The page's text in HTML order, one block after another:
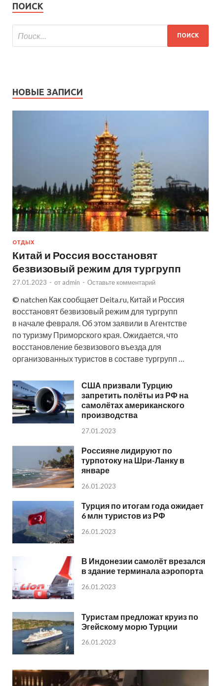
ПОИСК
НОВЫЕ ЗАПИСИ
ОТДЫХ
Китай и Россия восстановят
безвизовый режим для тургрупп
27.01.2023 - от admin - Оставьте комментарий
© natchen Как сообщает Deita.ru, Китай и Россия
восстановят безвизовый режим для тургрупп
в начале февраля. Об этом заявили в Агентстве
по туризму Приморского края. Ожидается, что
восстановление безвизового въезда для
организованных туристов в составе тургрупп …
США призвали Турцию
запретить полёты из РФ на
самолётах американского
производства
27.01.2023
Россияне лидируют по
турпотоку на Шри-Ланку в
январе
26.01.2023
Турция по итогам года ожидает
6 млн туристов из РФ
26.01.2023
В Индонезии самолёт врезался
в здание терминала аэропорта
26.01.2023
Туристам предложат круиз по
Эгейскому морю Турции
26.01.2023